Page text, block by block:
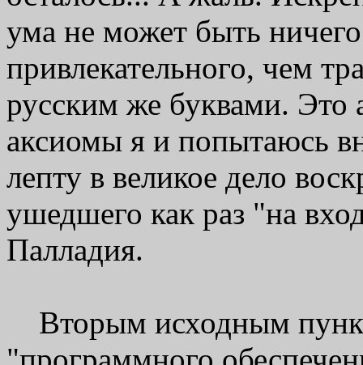
ума не может быть
привлекательного, чем
русским же буквами. Это
аксиомы я и попытаюсь
лепту в великое дело
ушедшего как раз "на
Палладия.
Вторым исходным